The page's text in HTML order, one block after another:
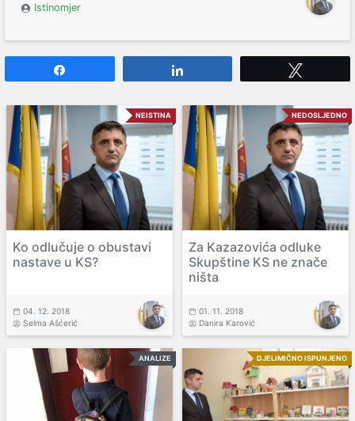
Istinomjer
NEISTINA
Ko odlučuje o obustavi
nastave u KS?
04. 12. 2018
Selma Ašćerić
NEDOSLJEDNO
Za Kazazovića odluke
Skupštine KS ne znače
ništa
01. 11. 2018
Danira Karović
ANALIZE DJELIMIČNO ISPUNJENO